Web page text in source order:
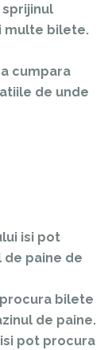
multe bilete.
cumpara
de unde
isi pot
de paine de
bilete
de paine.
pot procura